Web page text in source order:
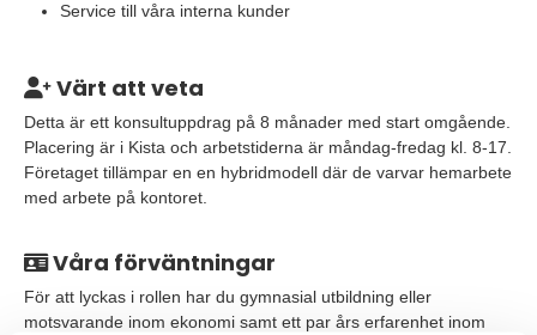
Service till våra interna kunder
Värt att veta
Detta är ett konsultuppdrag på 8 månader med start omgående.
Placering är i Kista och arbetstiderna är måndag-fredag kl. 8-17.
Företaget tillämpar en en hybridmodell där de varvar hemarbete
med arbete på kontoret.
Våra förväntningar
För att lyckas i rollen har du gymnasial utbildning eller
motsvarande inom ekonomi samt ett par års erfarenhet inom